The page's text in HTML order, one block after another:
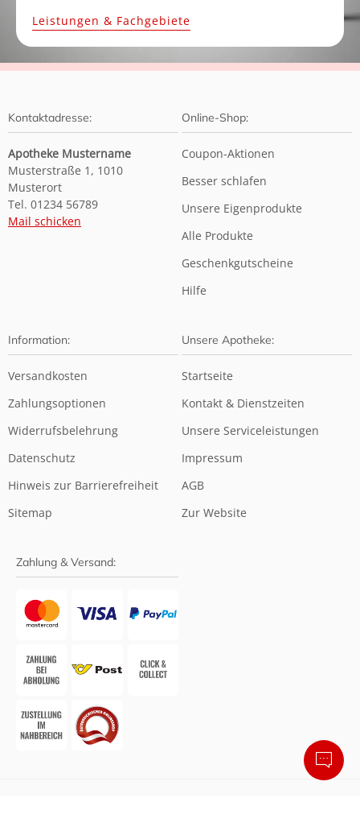
Leistungen & Fachgebiete
Kontaktadresse:
Apotheke Mustername
Musterstraße 1, 1010
Musterort
Tel. 01234 56789
Mail schicken
Online-Shop:
Coupon-Aktionen
Besser schlafen
Unsere Eigenprodukte
Alle Produkte
Geschenkgutscheine
Hilfe
Information:
Versandkosten
Zahlungsoptionen
Widerrufsbelehrung
Datenschutz
Hinweis zur Barrierefreiheit
Sitemap
Unsere Apotheke:
Startseite
Kontakt & Dienstzeiten
Unsere Serviceleistungen
Impressum
AGB
Zur Website
Zahlung & Versand: